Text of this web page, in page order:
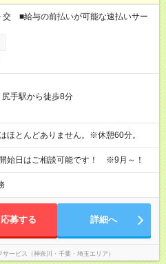
交 ■給与の前払いが可能な速払いサー
尻手駅から徒歩8分
とんどありません。※休憩60分。
日はご相談可能です！ ※9月～！
応募する 詳細へ
ービス（神奈川・千葉・埼玉エリア）